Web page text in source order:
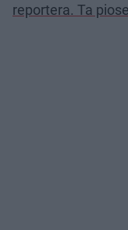
reportera. Ta